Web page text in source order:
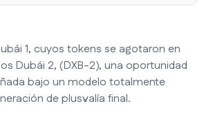
1, cuyos tokens se agotaron en
Dubái 2, (DXB-2), una oportunidad
bajo un modelo totalmente
de plusvalía final.